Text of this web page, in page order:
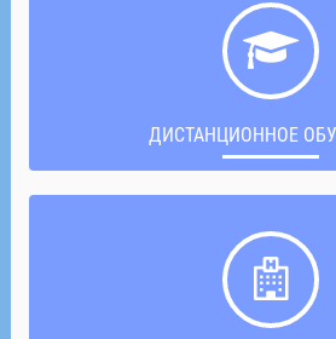
ДИСТАНЦИОННОЕ